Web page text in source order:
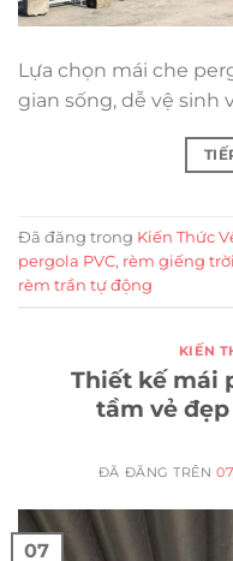
Lựa chọn mái che
gian sống, dễ vệ sinh
Đã đăng trong Kiến Thức
pergola PVC, rèm giếng trời
rèm trần tự động
KIẾN
Thiết kế mái
tầm vẻ
ĐÃ ĐĂNG TRÊN
07